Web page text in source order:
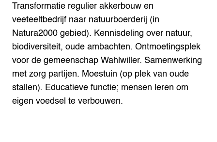
Search the Knowledge base
Transformatie regulier akkerbouw en
veeteeltbedrijf naar natuurboerderij (in
Natura2000 gebied). Kennisdeling over natuur,
biodiversiteit, oude ambachten. Ontmoetingsplek
voor de gemeenschap Wahlwiller. Samenwerking
met zorg partijen. Moestuin (op plek van oude
stallen). Educatieve functie; mensen leren om
eigen voedsel te verbouwen.